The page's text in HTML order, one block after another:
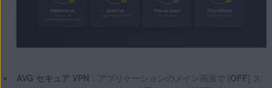
AVG セキュア VPN ：アプリケーションのメイン画面で [OFF] ス